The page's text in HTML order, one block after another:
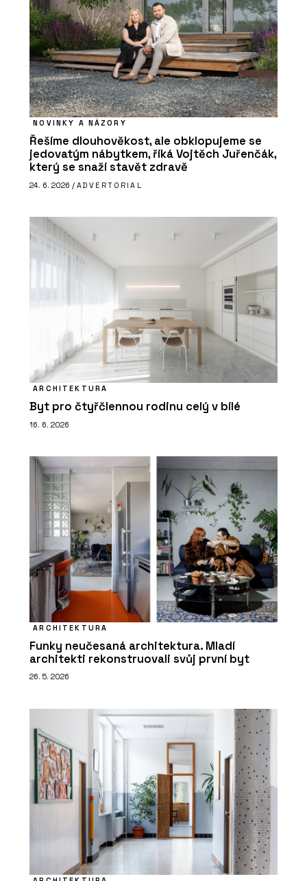
NOVINKY A NÁZORY
Řešíme dlouhověkost, ale obklopujeme se
jedovatým nábytkem, říká Vojtěch Juřenčák,
který se snaží stavět zdravě
24. 6. 2026 / ADVERTORIAL
ARCHITEKTURA
Byt pro čtyřčlennou rodinu celý v bílé
16. 6. 2026
ARCHITEKTURA
Funky neučesaná architektura. Mladí
architekti rekonstruovali svůj první byt
26. 5. 2026